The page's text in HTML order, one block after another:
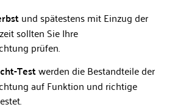
und spätestens mit Einzug der
sollten Sie Ihre
prüfen.
Testwerden die Bestandteile der
auf Funktion und richtige